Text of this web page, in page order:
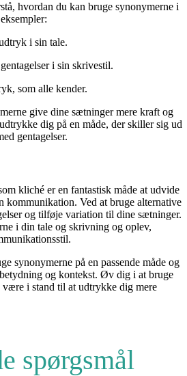
hvordan du kan bruge synonymerne i
i sin tale.
i sin skrivestil.
som alle kender.
give dine sætninger mere kraft og
dig på en måde, der skiller sig ud
gentagelser.
kliché er en fantastisk måde at udvide
kommunikation. Ved at bruge alternative
og tilføje variation til dine sætninger.
i din tale og skrivning og oplev,
synonymerne på en passende måde og
og kontekst. Øv dig i at bruge
i stand til at udtrykke dig mere
spørgsmål